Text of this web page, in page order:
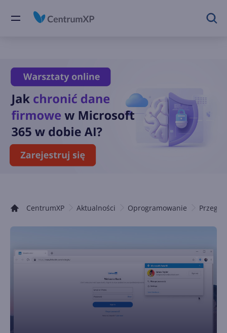
CentrumXP Aktualności Oprogramowanie